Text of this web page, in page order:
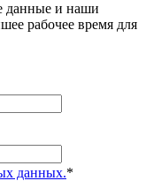
данные и наши
рабочее время для
данных.*